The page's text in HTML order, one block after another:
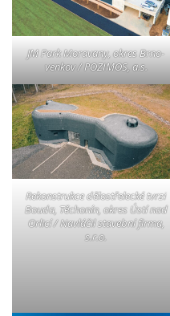
JM Park Moravany, okres Brno-
venkov / POZIMOS, a.s.
Rekonstrukce dělostřelecké tvrzi
Bouda, Těchonín, okres Ústí nad
Orlicí / Navláčil stavební firma,
s.r.o.